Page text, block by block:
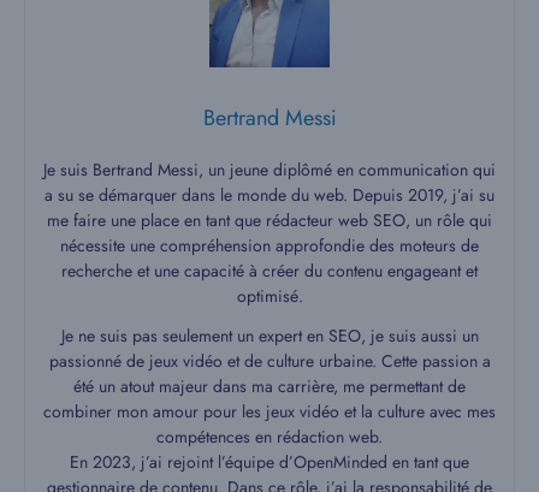
Bertrand Messi
Je suis Bertrand Messi, un jeune diplômé en communication qui
a su se démarquer dans le monde du web. Depuis 2019, j’ai su
me faire une place en tant que rédacteur web SEO, un rôle qui
nécessite une compréhension approfondie des moteurs de
recherche et une capacité à créer du contenu engageant et
optimisé.
Je ne suis pas seulement un expert en SEO, je suis aussi un
passionné de jeux vidéo et de culture urbaine. Cette passion a
été un atout majeur dans ma carrière, me permettant de
combiner mon amour pour les jeux vidéo et la culture avec mes
compétences en rédaction web.
En 2023, j’ai rejoint l’équipe d’OpenMinded en tant que